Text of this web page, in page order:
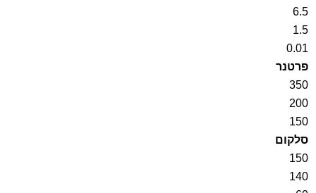
6.5
1.5
0.01
פרטנר
350
200
150
סלקום
150
140